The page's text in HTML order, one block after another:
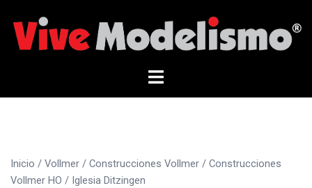
contenido
Alternar
Inicio / Vollmer / Construcciones Vollmer / Construcciones
Vollmer HO / Iglesia Ditzingen